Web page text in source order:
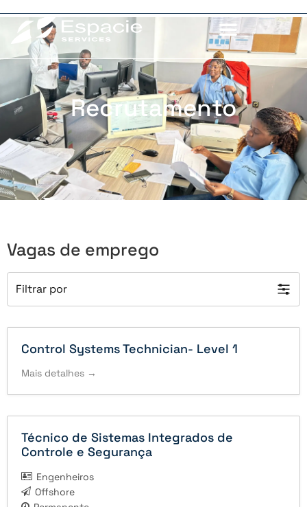
Recrutamento
Vagas de emprego
Filtrar por
Control Systems Technician- Level 1
Mais detalhes
Técnico de Sistemas Integrados de
Controle e Segurança
Engenheiros
Offshore